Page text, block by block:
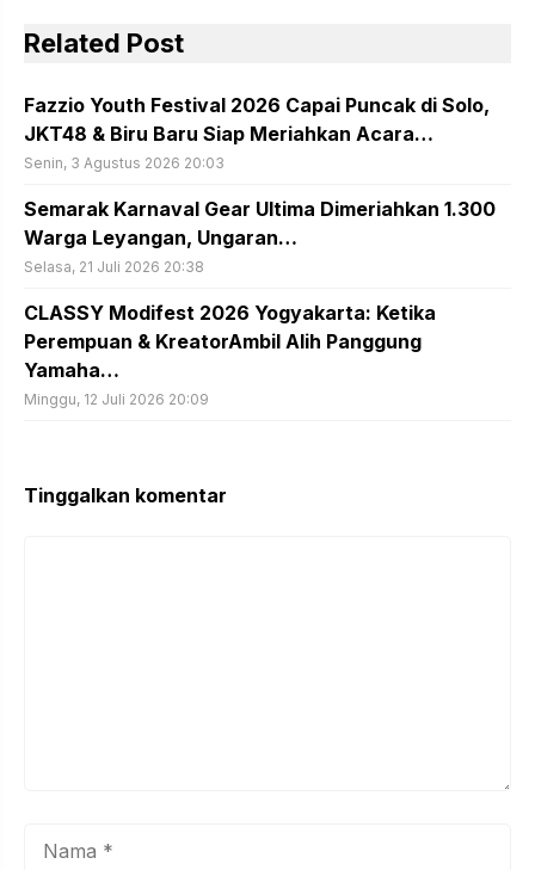
Related Post
Fazzio Youth Festival 2026 Capai Puncak di Solo,
JKT48 & Biru Baru Siap Meriahkan Acara…
Senin, 3 Agustus 2026 20:03
Semarak Karnaval Gear Ultima Dimeriahkan 1.300
Warga Leyangan, Ungaran…
Selasa, 21 Juli 2026 20:38
CLASSY Modifest 2026 Yogyakarta: Ketika
Perempuan & KreatorAmbil Alih Panggung
Yamaha…
Minggu, 12 Juli 2026 20:09
Tinggalkan komentar